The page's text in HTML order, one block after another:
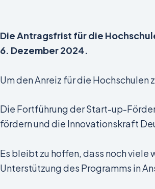
Die Antragsfrist für die
6. Dezember 2024.
Um den Anreiz für die
Die Fortführung der Start-up-
fördern und die Innovationskraft
Es bleibt zu hoffen, dass noch
Unterstützung des Programms in